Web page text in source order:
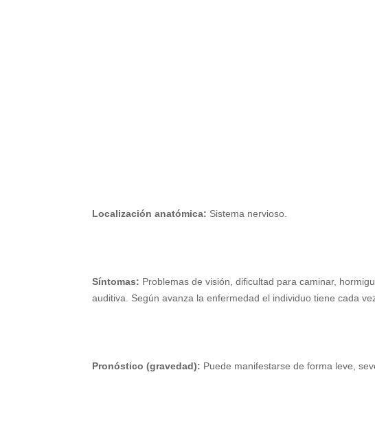
Localización anatómica: Sistema nervioso.
Síntomas: Problemas de visión, dificultad para caminar,
auditiva. Según avanza la enfermedad el individuo tiene cada
Pronóstico (gravedad): Puede manifestarse de forma leve,